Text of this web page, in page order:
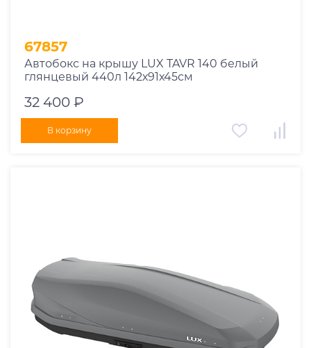
67857
Автобокс на крышу LUX TAVR 140 белый
глянцевый 440л 142х91х45см
32 400 ₽
В корзину